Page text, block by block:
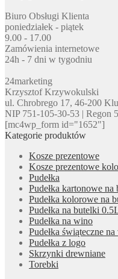
Biuro Obsługi Klienta
poniedziałek - piątek
9.00 - 17.00
Zamówienia internetowe
24h - 7 dni w tygodniu
24marketing
Krzysztof Krzywokulski
ul. Chrobrego 17, 46-200
NIP 751-105-30-53 | Regon
[mc4wp_form id="1652"]
Kategorie produktów
Kosze prezentowe
Kosze prezentowe
Pudełka
Pudełka kartonowe na
Pudełka kolorowe na
Pudełka na butelki
Pudełka na wino
Pudełka świąteczne
Pudełka z logo
Skrzynki drewniane
Torebki